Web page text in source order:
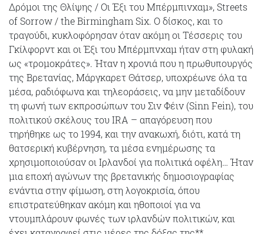
Δρόμοι της Θλίψης / Οι Έξι του Μπέρμπινχαμ», Streets
of Sorrow / the Birmingham Six. Ο δίσκος, και το
τραγούδι, κυκλοφόρησαν όταν ακόμη οι Τέσσερις του
Γκίλφορντ και οι Έξι του Μπέρμπνχαμ ήταν στη φυλακή
ως «τρομοκράτες». Ήταν η χρονιά που η πρωθυπουργός
της Βρετανίας, Μάργκαρετ Θάτσερ, υποχρέωνε όλα τα
μέσα, ραδιόφωνα και τηλεοράσεις, να μην μεταδίδουν
τη φωνή των εκπροσώπων του Σιν Φέιν (Sinn Fein), του
πολιτικού σκέλους του IRA – απαγόρευση που
τηρήθηκε ως το 1994, και την ανακωχή, διότι, κατά τη
θατσερική κυβέρνηση, τα μέσα ενημέρωσης τα
χρησιμοποιούσαν οι Ιρλανδοί για πολιτικά οφέλη… Ήταν
μια εποχή αγώνων της βρετανικής δημοσιογραφίας
ενάντια στην φίμωση, στη λογοκρισία, όπου
επιστρατεύθηκαν ακόμη και ηθοποιοί για να
ντουμπλάρουν φωνές των ιρλανδών πολιτικών, και